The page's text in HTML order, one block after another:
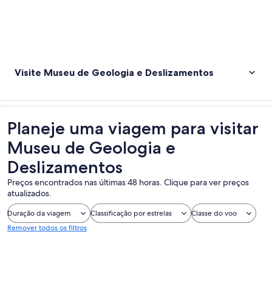
Visite Museu de Geologia e Deslizamentos
Planeje uma viagem para visitar
Museu de Geologia e
Deslizamentos
Preços encontrados nas últimas 48 horas. Clique para ver preços
atualizados.
Duração da viagem Classificação por estrelas
Classe do voo
Remover todos os filtros